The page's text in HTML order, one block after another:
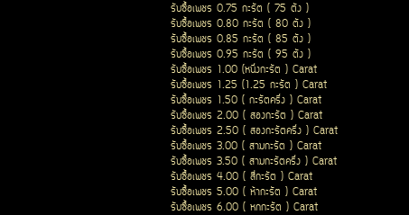
รับซื้อเพชร 0.75 กะรัต ( 75 ตัง )
รับซื้อเพชร 0.80 กะรัต ( 80 ตัง )
รับซื้อเพชร 0.85 กะรัต ( 85 ตัง )
รับซื้อเพชร 0.95 กะรัต ( 95 ตัง )
รับซื้อเพชร 1.00 (หนึ่งกะรัต ) Carat
รับซื้อเพชร 1.25 (1.25 กะรัต ) Carat
รับซื้อเพชร 1.50 ( กะรัตครึ่ง ) Carat
รับซื้อเพชร 2.00 ( สองกะรัต ) Carat
รับซื้อเพชร 2.50 ( สองกะรัตครึ่ง ) Carat
รับซื้อเพชร 3.00 ( สามกะรัต ) Carat
รับซื้อเพชร 3.50 ( สามกะรัตครึ่ง ) Carat
รับซื้อเพชร 4.00 ( สี่กะรัต ) Carat
รับซื้อเพชร 5.00 ( ห้ากะรัต ) Carat
รับซื้อเพชร 6.00 ( หกกะรัต ) Carat